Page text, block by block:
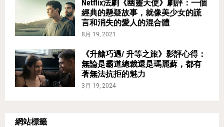
Netflix法劇《幽靈天使》劇評：一個
經典的懸疑故事，就像美少女的謊
言和消失的愛人的混合體
8月 19, 2021
《升艙巧遇/ 升等之旅》影評心得：
無論是霸道總裁還是瑪麗蘇，都有
著無法抗拒的魅力
3月 19, 2024
網站標籤